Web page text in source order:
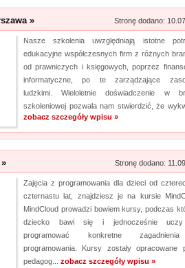
także laserowe usuwanie
laserowa jest powszechna.
Producent
Szukasz godnego zaufania
przejrzyj naszą propozycję.
pasteryzacji i szereg innych
jeżeli tym, czego szukasz, są
» Stronę dodano:
Nasze szkolenia uwzględniają istotne
edukacyjne współczesnych firm z różnych
od prawniczych i księgowych, poprzez
informatyczne, po te zarządzające
ludzkimi. Wieloletnie doświadczenie w
szkoleniowej pozwala nam stwierdzić, że
zobacz szczegóły wpisu »
Stronę dodano:
Zajęcia z programowania dla dzieci od
czternastu lat, znajdziesz je na kursie
MindCloud prowadzi bowiem kursy, podczas
dziecko bawi się i jednocześnie
programować konkretne
programowania. Kursy zostały opracowane
pedagog... zobacz szczegóły wpisu »